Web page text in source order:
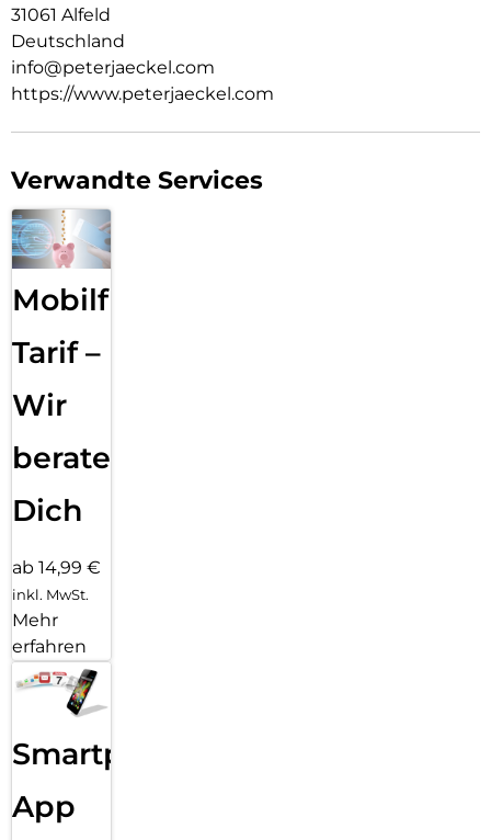
31061 Alfeld
Deutschland
info@peterjaeckel.com
https://www.peterjaeckel.com
Verwandte Services
Mobilfunk
Tarif –
Wir
beraten
Dich
ab 14,99 €
inkl. MwSt.
Mehr
erfahren
Smartphone
App